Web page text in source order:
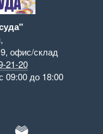
,
, офис/склад
21-20
09:00 до 18:00